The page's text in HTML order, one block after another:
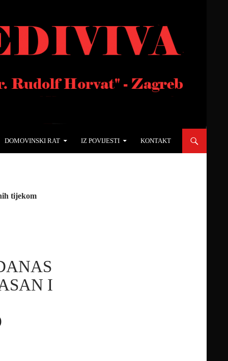
DOMOVINSKI RAT IZ POVIJESTI KONTAKT
tijekom
I